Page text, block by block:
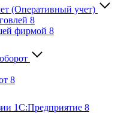
(Оперативный учет)
8
фирмой 8
8
1С:Предприятие 8